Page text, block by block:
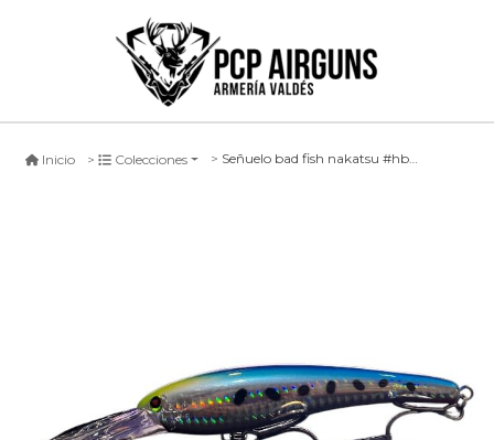
Inicio Colecciones Señuelo bad fish nakatsu #hb, 110mm